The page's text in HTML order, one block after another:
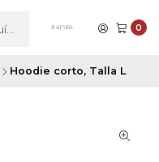
0
Hoodie corto, Talla L